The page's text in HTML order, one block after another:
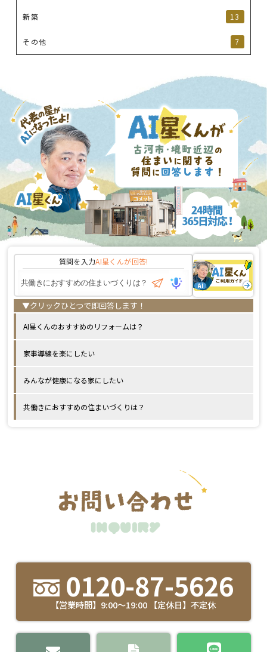
新築 13
その他 7
質問を入力AI星くんが回答!
AI星くんのおすすめのリフォームは？
家事導線を楽にしたい
みんなが健康になる家にしたい
共働きにおすすめの住まいづくりは？
0120-87-5626
【営業時間】9:00～19:00 【定休日】不定休